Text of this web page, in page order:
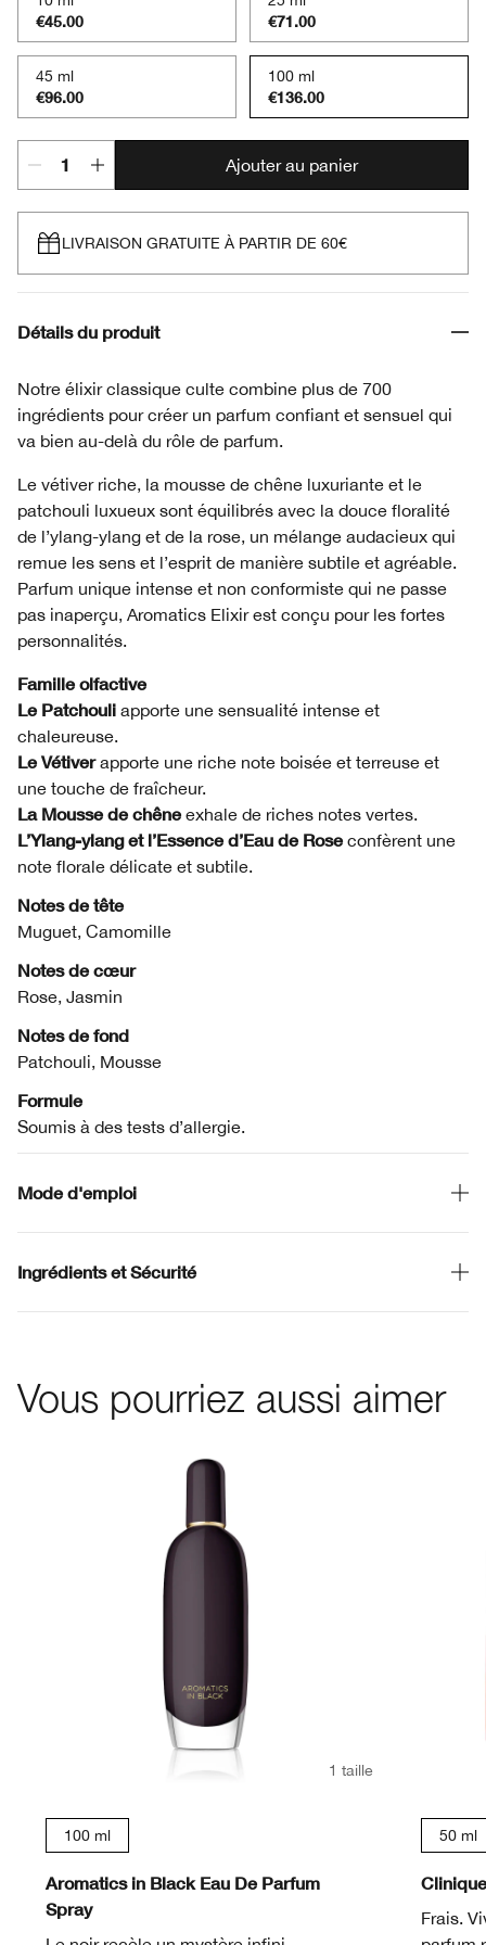
€45.00 €71.00
45 ml
€96.00
100 ml
€136.00
Ajouter au panier
LIVRAISON GRATUITE À PARTIR DE 60€
Détails du produit
Notre élixir classique culte combine plus de 700
ingrédients pour créer un parfum confiant et sensuel qui
va bien au-delà du rôle de parfum.
Le vétiver riche, la mousse de chêne luxuriante et le
patchouli luxueux sont équilibrés avec la douce floralité
de l’ylang-ylang et de la rose, un mélange audacieux qui
remue les sens et l’esprit de manière subtile et agréable.
Parfum unique intense et non conformiste qui ne passe
pas inaperçu, Aromatics Elixir est conçu pour les fortes
personnalités.
Famille olfactive
Le Patchouli apporte une sensualité intense et
chaleureuse.
Le Vétiverapporte une riche note boisée et terreuse et
une touche de fraîcheur.
La Mousse de chêneexhale de riches notes vertes.
L’Ylang-ylang et l’Essence d’Eau de Roseconfèrent une
note florale délicate et subtile.
Notes de tête
Muguet, Camomille
Notes de cœur
Rose, Jasmin
Notes de fond
Patchouli, Mousse
Formule
Soumis à des tests d’allergie.
Mode d'emploi
Ingrédients et Sécurité
Vous pourriez aussi aimer
1 taille
100 ml
Aromatics in Black Eau De Parfum
Spray
50 ml
Frais.